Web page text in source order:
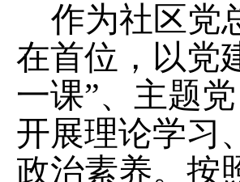
作为社区党
在首位，以党
一课”、主题
开展理论学习
政治素养。 按